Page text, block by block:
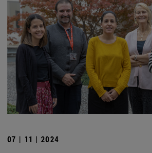
07 | 11 | 2024